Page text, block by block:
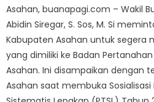
Asahan, buanapagi.com – Wakil
Abidin Siregar, S. Sos, M. Si
Kabupaten Asahan untuk segera
yang dimiliki ke Badan
Asahan. Ini disampaikan dengan
Asahan saat membuka